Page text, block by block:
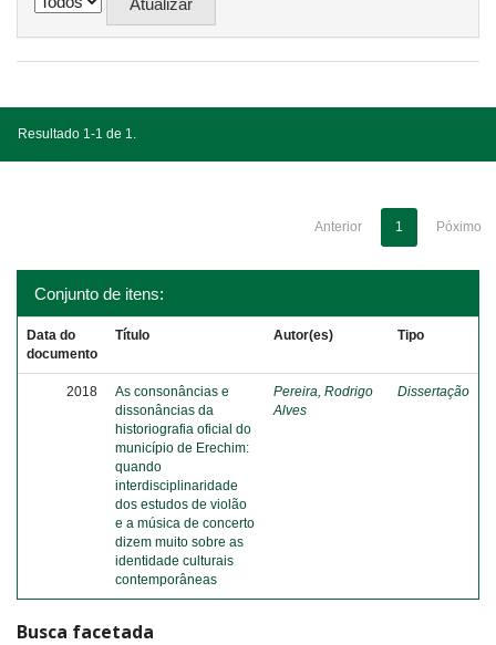
Resultado 1-1 de 1.
Anterior 1 Póximo
Conjunto de itens:
Data do
documento
Título Autor(es) Tipo
2018
As consonâncias e
dissonâncias da
historiografia oficial do
município de Erechim:
quando
interdisciplinaridade
dos estudos de violão
e a música de concerto
dizem muito sobre as
identidade culturais
contemporâneas
Pereira, Rodrigo
Alves
Dissertação
Busca facetada